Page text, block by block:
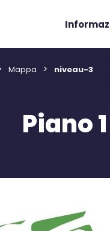
Mappa niveau-3
Piano 1